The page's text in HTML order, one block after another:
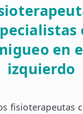
en
izquierdo
fisioterapeutas